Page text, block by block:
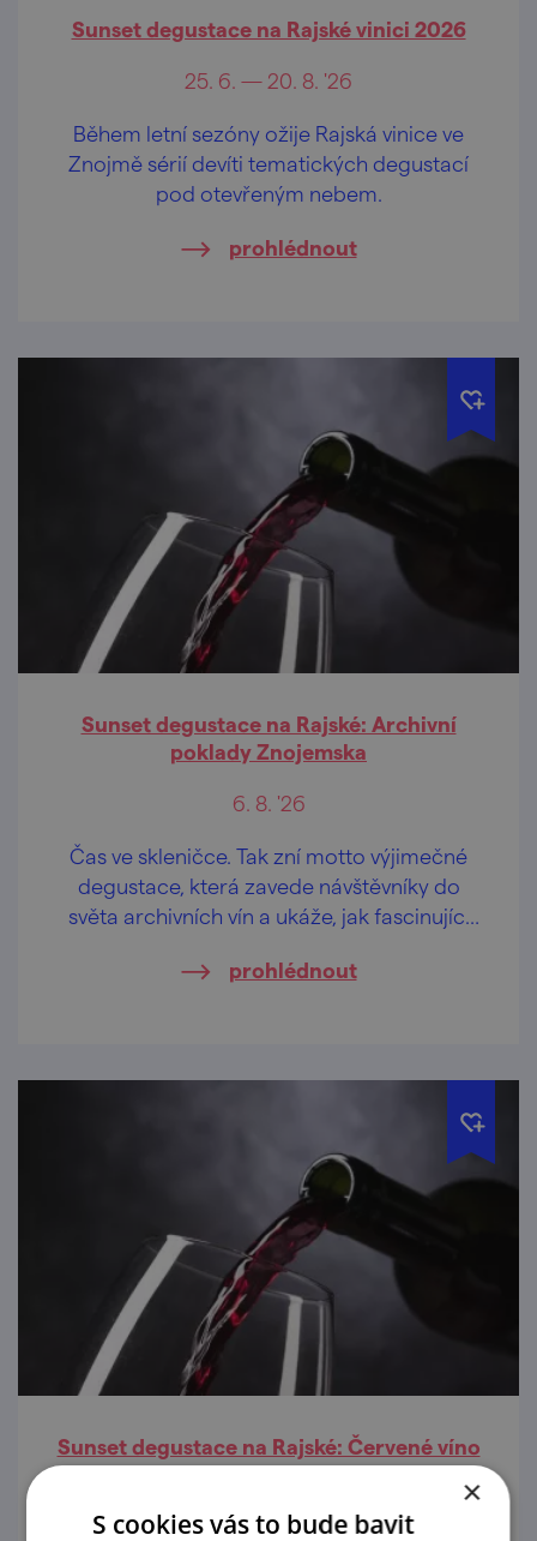
Sunset degustace na Rajské vinici 2026
25. 6. — 20. 8. '26
Během letní sezóny ožije Rajská vinice ve
Znojmě sérií devíti tematických degustací
pod otevřeným nebem.
prohlédnout
Sunset degustace na Rajské: Archivní
poklady Znojemska
6. 8. '26
Čas ve skleničce. Tak zní motto výjimečné
degustace, která zavede návštěvníky do
světa archivních vín a ukáže, jak fascinující
procházet.
prohlédnout
Sunset degustace na Rajské: Červené víno
jinak
13. 8. '26
×
S cookies vás to bude bavit